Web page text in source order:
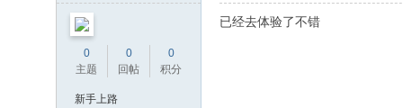
0
主题
0
回帖
0
积分
新手上路
已经去体验了不错